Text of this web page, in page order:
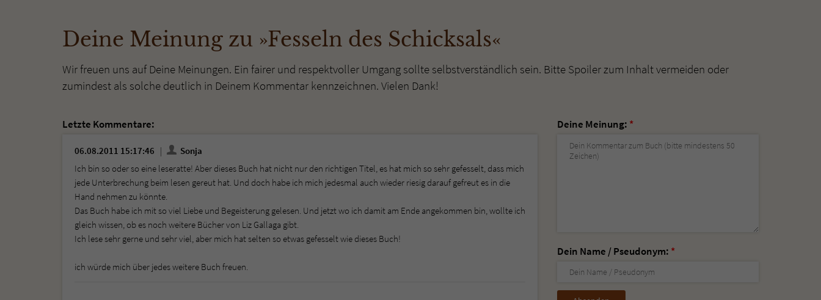
Deine Meinung zu »Fesseln des Schicksals«
Wir freuen uns auf Deine Meinungen. Ein fairer und respektvoller Umgang sollte selbstverständlich sein. Bitte Spoiler zum Inhalt vermeiden oder
zumindest als solche deutlich in Deinem Kommentar kennzeichnen. Vielen Dank!
Letzte Kommentare:
06.08.2011 15:17:46
Sonja
Ich bin so oder so eine leseratte! Aber dieses Buch hat nicht nur den richtigen Titel, es hat mich so sehr gefesselt, dass mich
jede Unterbrechung beim lesen gereut hat. Und doch habe ich mich jedesmal auch wieder riesig darauf gefreut es in die
Hand nehmen zu könnte.
Das Buch habe ich mit so viel Liebe und Begeisterung gelesen. Und jetzt wo ich damit am Ende angekommen bin, wollte ich
gleich wissen, ob es noch weitere Bücher von Liz Gallaga gibt.
Ich lese sehr gerne und sehr viel, aber mich hat selten so etwas gefesselt wie dieses Buch!
ich würde mich über jedes weitere Buch freuen.
Deine Meinung: *
Dein Name / Pseudonym: *
Nicht